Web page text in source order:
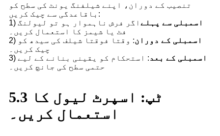
تنصیب کے دوران، اپنے شیلفنگ یونٹ کی سطح کو
باقاعدگی سے چیک کریں:
1)
اسمبلی سے پہلے اگر فرش ناہموار ہو تو لیولنگ
فٹ یا شیمز کا استعمال کریں۔
2)
اسمبلی کے دوران: وقتا فوقتا شیلف کی سیدھ کو
چیک کریں۔
3)
اسمبلی کے بعد: استحکام کو یقینی بنانے کے لیے
حتمی سطح کی جانچ کریں۔
5.3 ٹپ: اسپرٹ لیول کا
استعمال کریں۔